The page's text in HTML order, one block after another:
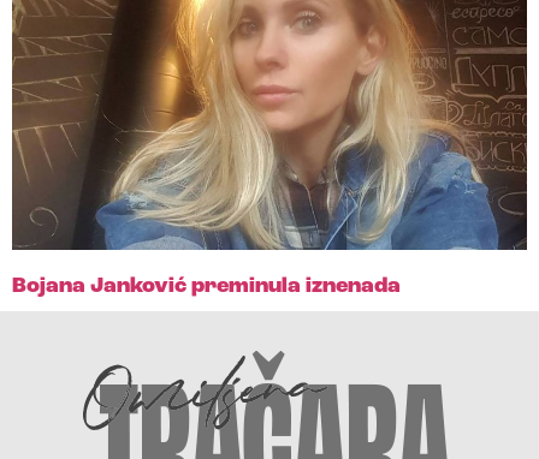
Bojana Janković preminula iznenada